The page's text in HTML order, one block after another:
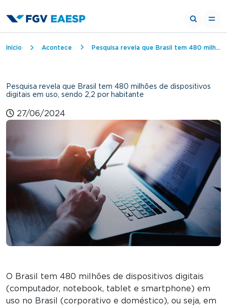
Trilha de navegação
Início Acontece Pesquisa revela que Brasil tem 480 milhões de dispositivos digitais em uso, sendo 2,2 por habitante
Pesquisa revela que Brasil tem 480 milhões de dispositivos
digitais em uso, sendo 2,2 por habitante
27/06/2024
O Brasil tem 480 milhões de dispositivos digitais
(computador, notebook, tablet e smartphone) em
uso no Brasil (corporativo e doméstico), ou seja, em